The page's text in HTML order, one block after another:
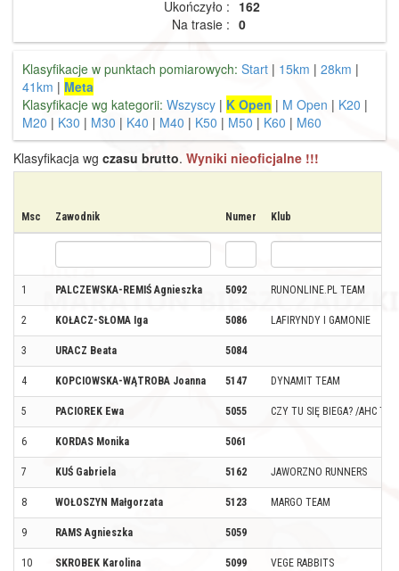
Ukończyło : 162
Na trasie : 0
Klasyfikacje w punktach pomiarowych: Start | 15km | 28km |
41km | Meta
Klasyfikacje wg kategorii: Wszyscy | K Open | M Open | K20 |
M20 | K30 | M30 | K40 | M40 | K50 | M50 | K60 | M60
Klasyfikacja wg czasu brutto. Wyniki nieoficjalne !!!
Msc Zawodnik Numer Klub
1 PALCZEWSKA-REMIŚ Agnieszka 5092 RUNONLINE.PL TEAM
2 KOŁACZ-SŁOMA Iga 5086 LAFIRYNDY I GAMONIE
3 URACZ Beata 5084
4 KOPCIOWSKA-WĄTROBA Joanna 5147 DYNAMIT TEAM
5 PACIOREK Ewa 5055 CZY TU SIĘ BIEGA? /AHC
6 KORDAS Monika 5061
7 KUŚ Gabriela 5162 JAWORZNO RUNNERS
8 WOŁOSZYN Małgorzata 5123 MARGO TEAM
9 RAMS Agnieszka 5059
10 SKROBEK Karolina 5099 VEGE RABBITS